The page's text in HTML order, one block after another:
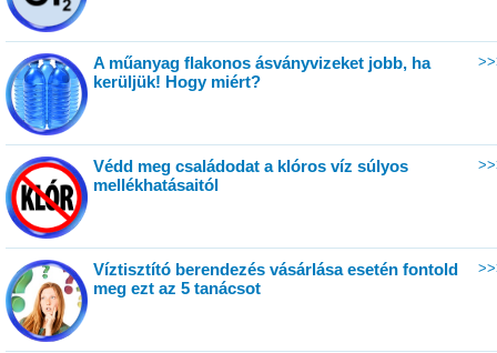
A műanyag flakonos ásványvizeket jobb, ha
kerüljük! Hogy miért?
Védd meg családodat a klóros víz súlyos
mellékhatásaitól
Víztisztító berendezés vásárlása esetén fontold
meg ezt az 5 tanácsot